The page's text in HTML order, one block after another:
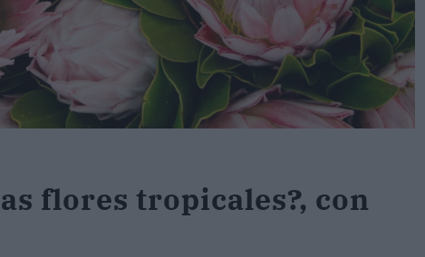
flores tropicales?, con